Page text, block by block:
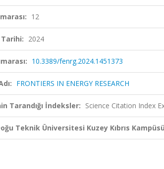
12
Tarihi: 2024
10.3389/fenrg.2024.1451373
FRONTIERS IN ENERGY RESEARCH
Tarandığı İndeksler: Science Citation Index
Teknik Üniversitesi Kuzey Kıbrıs